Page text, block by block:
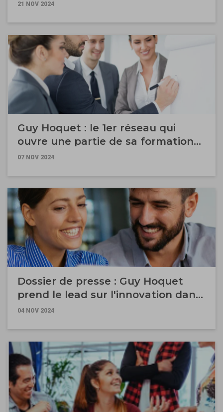
21 NOV 2024
Guy Hoquet : le 1er réseau qui
ouvre une partie de sa formation
aux agents immobiliers
07 NOV 2024
Dossier de presse : Guy Hoquet
prend le lead sur l'innovation dans
l'immobilier !
04 NOV 2024